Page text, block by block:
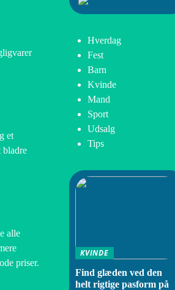
et
bladre
alle
priser.
Hverdag
Fest
Barn
Kvinde
Mand
Sport
Udsalg
Tips
KVINDE
Find glæden ved den
helt rigtige pasform på